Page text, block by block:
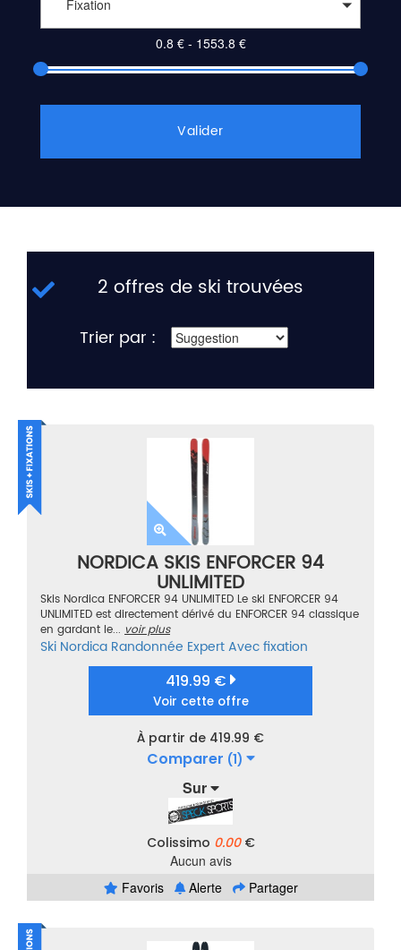
Fixation
Valider
2 offres de ski trouvées
Trier par :
NORDICA SKIS ENFORCER 94
UNLIMITED
Skis Nordica ENFORCER 94 UNLIMITED Le ski ENFORCER 94
UNLIMITED est directement dérivé du ENFORCER 94 classique
en gardant le... voir plus
Ski Nordica Randonnée ExpertAvec fixation
419.99 €
Voir cette offre
À partir de 419.99 €
Comparer (1)
Sur
Colissimo 0.00€
Aucun avis
Favoris
Alerte Partager